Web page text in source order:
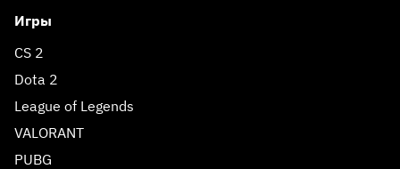
Игры
CS 2
Dota 2
League of Legends
VALORANT
PUBG